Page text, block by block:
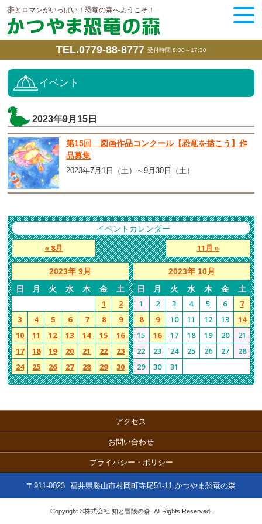
夢とロマンがいっぱい！恐竜の森へようこそ！
TEL.0779-88-8777 受付時間 8:30～17:30
イベント
2023年9月15日
第15回 図画作品コンクール【恐竜を描こう】作
品募集
2023年7月1日（土）～9月30日（土）
イベントカレンダー
« 8月 11月 »
2023年 9月
日
月 火 水 木 金 土
1
2
3
4 5 6 7 8
9
10
11 12 13 14 15
16
17
18 19 20 21 22
23
24
25 26 27 28 29 30
2023年 10月
日
月 火 水 木 金 土
1 2 3 4 5 6
7
8
9 10 11 12 13
14
15
16 17 18 19 20
21
22
23 24 25 26 27
28
29
30 31
アクセス
お問い合わせ
プライバシー・ポリシー
〒911-0023 福井県勝山市村岡町寺尾51-11 かつやま恐竜の森
Copyright ©株式会社 知と冒険の森. All Rights Reserved.